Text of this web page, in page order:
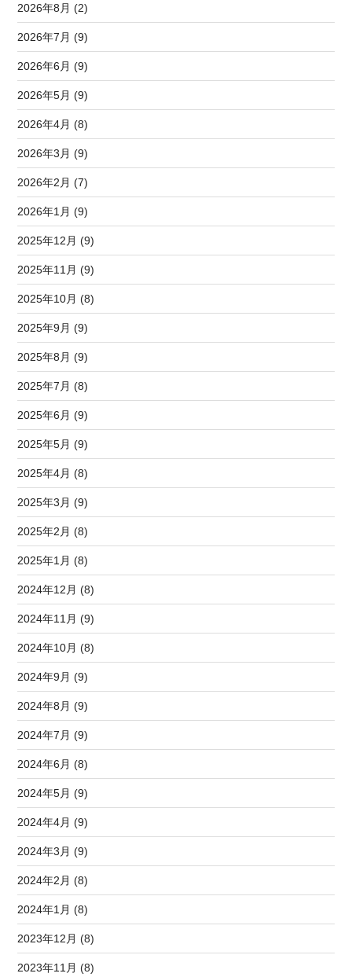
2026年8月 (2)
2026年7月 (9)
2026年6月 (9)
2026年5月 (9)
2026年4月 (8)
2026年3月 (9)
2026年2月 (7)
2026年1月 (9)
2025年12月 (9)
2025年11月 (9)
2025年10月 (8)
2025年9月 (9)
2025年8月 (9)
2025年7月 (8)
2025年6月 (9)
2025年5月 (9)
2025年4月 (8)
2025年3月 (9)
2025年2月 (8)
2025年1月 (8)
2024年12月 (8)
2024年11月 (9)
2024年10月 (8)
2024年9月 (9)
2024年8月 (9)
2024年7月 (9)
2024年6月 (8)
2024年5月 (9)
2024年4月 (9)
2024年3月 (9)
2024年2月 (8)
2024年1月 (8)
2023年12月 (8)
2023年11月 (8)